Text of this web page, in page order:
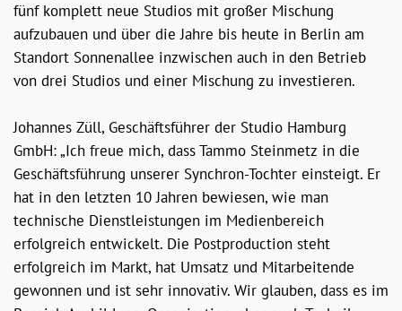
fünf komplett neue Studios mit großer Mischung
aufzubauen und über die Jahre bis heute in Berlin am
Standort Sonnenallee inzwischen auch in den Betrieb
von drei Studios und einer Mischung zu investieren.
Johannes Züll, Geschäftsführer der Studio Hamburg
GmbH: „Ich freue mich, dass Tammo Steinmetz in die
Geschäftsführung unserer Synchron-Tochter einsteigt. Er
hat in den letzten 10 Jahren bewiesen, wie man
technische Dienstleistungen im Medienbereich
erfolgreich entwickelt. Die Postproduction steht
erfolgreich im Markt, hat Umsatz und Mitarbeitende
gewonnen und ist sehr innovativ. Wir glauben, dass es im